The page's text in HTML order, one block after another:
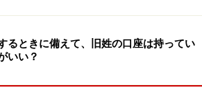
るときに備えて、旧姓の口座は持ってい
いい？